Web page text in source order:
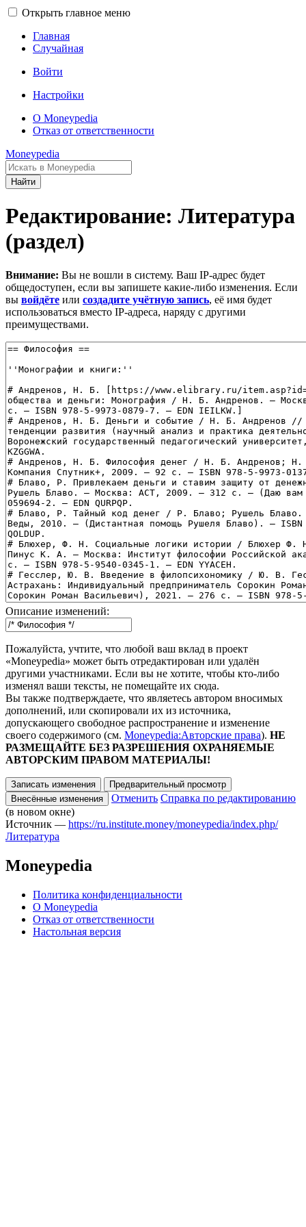
Открыть главное меню
Главная
Случайная
Войти
Настройки
О Moneypedia
Отказ от ответственности
Moneypedia
Найти
Редактирование: Литература
(раздел)
Внимание: Вы не вошли в систему. Ваш IP-адрес будет
общедоступен, если вы запишете какие-либо изменения. Если
вы войдёте или создадите учётную запись, её имя будет
использоваться вместо IP-адреса, наряду с другими
преимуществами.
Описание изменений:
Пожалуйста, учтите, что любой ваш вклад в проект
«Moneypedia» может быть отредактирован или удалён
другими участниками. Если вы не хотите, чтобы кто-либо
изменял ваши тексты, не помещайте их сюда.
Вы также подтверждаете, что являетесь автором вносимых
дополнений, или скопировали их из источника,
допускающего свободное распространение и изменение
своего содержимого (см. Moneypedia:Авторские права). НЕ
РАЗМЕЩАЙТЕ БЕЗ РАЗРЕШЕНИЯ ОХРАНЯЕМЫЕ
АВТОРСКИМ ПРАВОМ МАТЕРИАЛЫ!
Отменить Справка по редактированию
(в новом окне)
Источник — https://ru.institute.money/moneypedia/index.php/
Литература
Moneypedia
Политика конфиденциальности
О Moneypedia
Отказ от ответственности
Настольная версия